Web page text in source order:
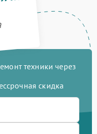
техники через
скидка